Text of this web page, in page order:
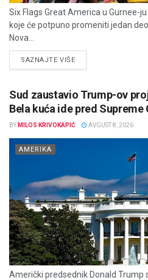
Six Flags Great America u Gurnee-
koje će potpuno promeniti jedan
Nova...
SAZNAJTE VIŠEDETAILS
Sud zaustavio Trump-ov
Bela kuća ide pred Supreme
BY MILOS KRIVOKAPIĆ AVGUST 8, 2026
AMERIKA
Američki predsednik Donald Trump